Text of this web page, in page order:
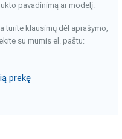
pavadinimą ar modelį.
turite klausimų dėl aprašymo,
su mumis el. paštu:
prekę